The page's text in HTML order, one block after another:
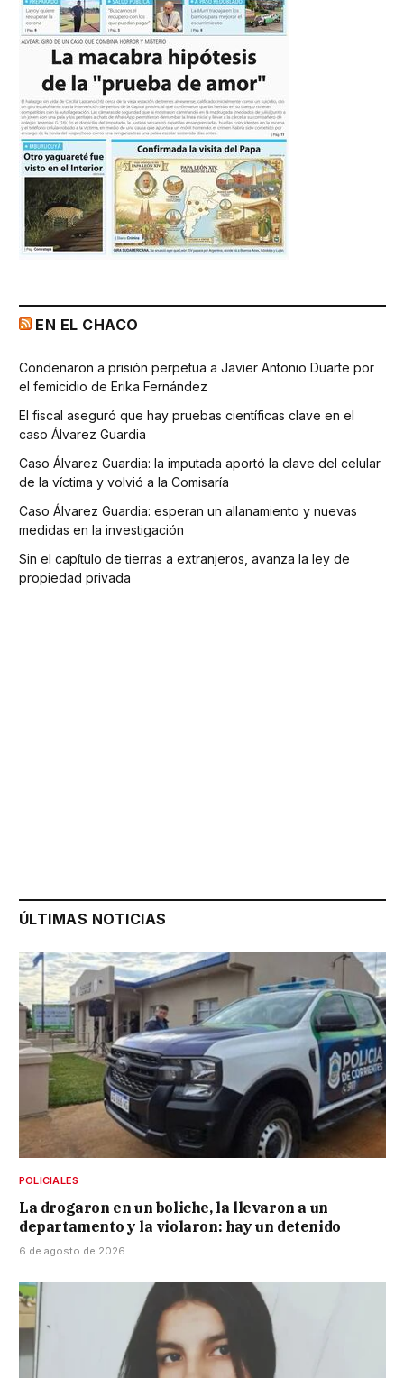
EN EL CHACO
Condenaron a prisión perpetua a Javier Antonio Duarte por
el femicidio de Erika Fernández
El fiscal aseguró que hay pruebas científicas clave en el
caso Álvarez Guardia
Caso Álvarez Guardia: la imputada aportó la clave del celular
de la víctima y volvió a la Comisaría
Caso Álvarez Guardia: esperan un allanamiento y nuevas
medidas en la investigación
Sin el capítulo de tierras a extranjeros, avanza la ley de
propiedad privada
ÚLTIMAS NOTICIAS
POLICIALES
La drogaron en un boliche, la llevaron a un
departamento y la violaron: hay un detenido
6 de agosto de 2026